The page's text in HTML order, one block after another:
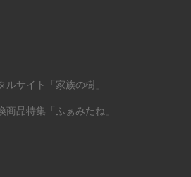
サイト「家族の樹」
品特集「ふぁみたね」